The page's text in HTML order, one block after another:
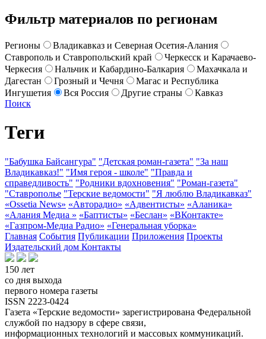
Фильтр материалов по регионам
Регионы
Владикавказ и Северная Осетия-Алания
Ставрополь и Ставропольский край
Черкесск и Карачаево-
Черкесия
Нальчик и Кабардино-Балкария
Махачкала и
Дагестан
Грозный и Чечня
Магас и Республика
Ингушетия
Вся Россия Другие страны
Кавказ
Поиск
Теги
"Бабушка Байсангура" "Детская роман-газета" "За наш
Владикавказ!" "Имя героя - школе" "Правда и
справедливость" "Родники вдохновения" "Роман-газета"
"Ставрополье "Терские ведомости" "Я люблю Владикавказ"
«Ossetia News» «Авторадио» «Адвентисты» «Аланика»
«Алания Медиа » «Баптисты» «Беслан» «ВКонтакте»
«Газпром-Медиа Радио» «Генеральная уборка»
Главная События Публикации Приложения Проекты
Издательский дом Контакты
150 лет
со дня выхода
первого номера газеты
ISSN 2223-0424
Газета «Терские ведомости» зарегистрирована Федеральной
службой по надзору в сфере связи,
информационных технологий и массовых коммуникаций.